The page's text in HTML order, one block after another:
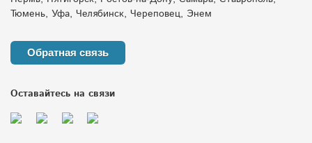
Тюмень, Уфа, Челябинск, Череповец, Энем
Обратная связь
Оставайтесь на связи